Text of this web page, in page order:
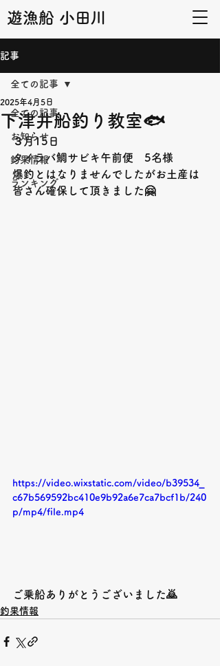
遊漁船 小田川
記事
全ての記事
お知らせ
釣果情報
ランキング
全ての記事
下津井船釣り教室🐟
2025年4月5日
３月15日
タイラバ鯛サビキ午前便　5名様
爆釣とはなりませんでしたがお土産は
皆さん確保して頂きました🤗
https://video.wixstatic.com/video/b39534_
c67b569592bc410e9b92a6e7ca7bcf1b/240
p/mp4/file.mp4
ご乗船ありがとうございました🙇
釣果情報